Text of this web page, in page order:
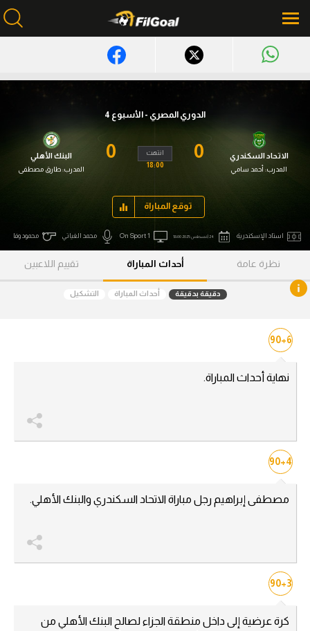
أخبار
مباريات
آراء حرة
الدوري المصري
الدوري الألماني
الدوري الفرنسي
الدوري المصري - الأسبوع 4
الاتحاد السكندري
المدرب: أحمد سامي
0
انتهت
18:00
البنك الأهلي
المدرب:طارق مصطفى
0
توقع المباراة
استاد الإسكندرية 24 أغسطس 2025 18:00 On Sport 1 محمد الغياتي محمود وفا
نظرة عامة أحداث المباراة تقييم اللاعبين
دقيقة بدقيقة أحداث المباراة التشكيل
90+6
نهاية أحداث المباراة.
90+4
مصطفى إبراهيم رجل مباراة الاتحاد السكندري والبنك الأهلي.
90+3
كرة عرضية إلى داخل منطقة الجزاء لصالح البنك الأهلي من